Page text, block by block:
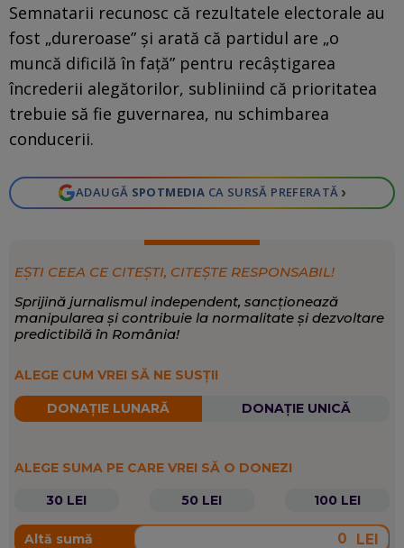
Semnatarii recunosc că rezultatele electorale au
fost „dureroase” și arată că partidul are „o
muncă dificilă în față” pentru recâștigarea
încrederii alegătorilor, subliniind că prioritatea
trebuie să fie guvernarea, nu schimbarea
conducerii.
ADAUGĂ SPOTMEDIA CA SURSĂ PREFERATĂ ›
EȘTI CEEA CE CITEȘTI, CITEȘTE RESPONSABIL!
Sprijină jurnalismul independent, sancționează
manipularea și contribuie la normalitate și dezvoltare
predictibilă în România!
ALEGE CUM VREI SĂ NE SUSȚII
DONAȚIE LUNARĂ DONAȚIE UNICĂ
ALEGE SUMA PE CARE VREI SĂ O DONEZI
30 LEI
50 LEI 100 LEI
Altă sumă LEI